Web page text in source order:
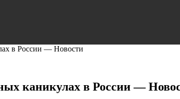
в России — Новости
каникулах в России —